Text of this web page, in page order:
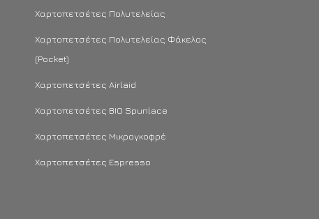
Χαρτοπετσέτες Πολυτελείας
Χαρτοπετσέτες Πολυτελείας Φάκελος
(Pocket)
Χαρτοπετσέτες Airlaid
Χαρτοπετσέτες BIO Spunlace
Χαρτοπετσέτες Μικρογκοφρέ
Χαρτοπετσέτες Espresso